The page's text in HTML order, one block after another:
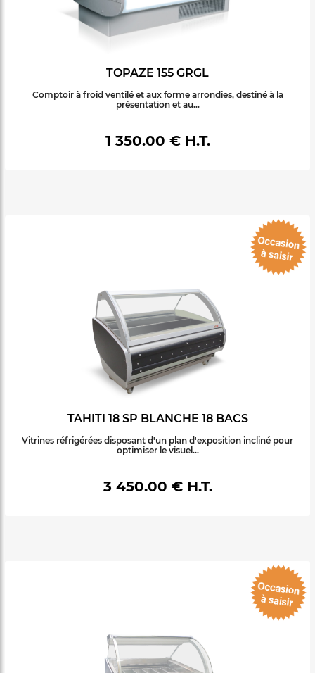
TOPAZE 155 GRGL
Comptoir à froid ventilé et aux forme arrondies, destiné à la
présentation et au...
1 350.00 € H.T.
TAHITI 18 SP BLANCHE 18 BACS
Vitrines réfrigérées disposant d'un plan d'exposition incliné pour
optimiser le visuel...
3 450.00 € H.T.